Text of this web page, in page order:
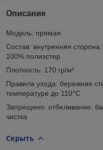
Описание
Модель: прямая
Состав: внутренняя
100% полиэстер
Плотность: 170 гр/м²
Правила ухода: бережная
температуре до 110°C
Запрещено: отбеливание,
чистка
Скрыть